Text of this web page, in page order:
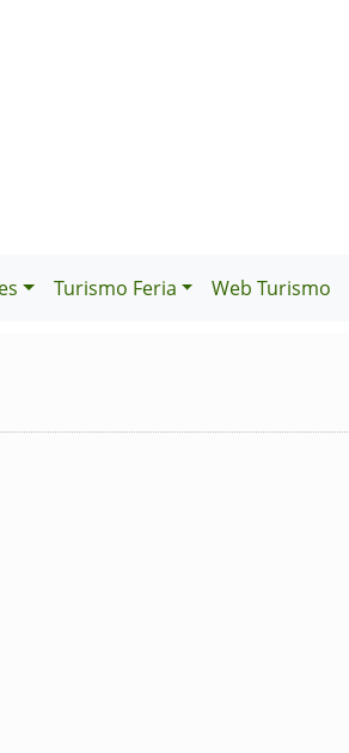
Turismo Feria Web Turismo